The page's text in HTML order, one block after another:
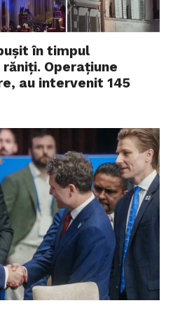
în timpul
Operațiune
au intervenit 145